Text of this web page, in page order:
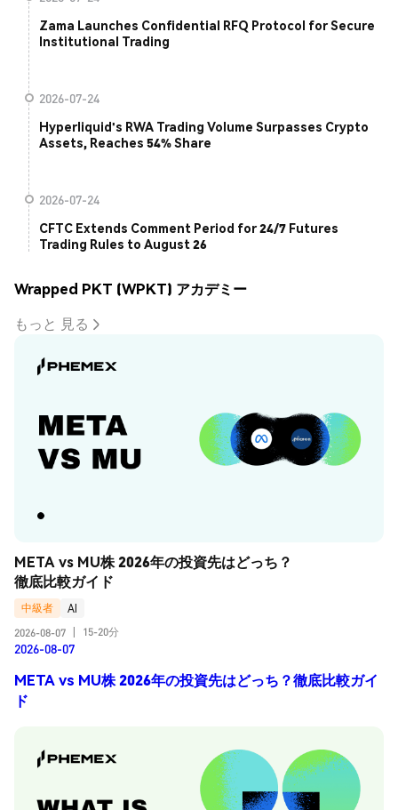
Zama Launches Confidential RFQ Protocol for Secure
Institutional Trading
2026-07-24
Hyperliquid's RWA Trading Volume Surpasses Crypto
Assets, Reaches 54% Share
2026-07-24
CFTC Extends Comment Period for 24/7 Futures
Trading Rules to August 26
Wrapped PKT (WPKT) アカデミー
もっと 見る
META vs MU株 2026年の投資先はどっち？
徹底比較ガイド
中級者
AI
2026-08-07
15-20分
2026-08-07
META vs MU株 2026年の投資先はどっち？徹底比較ガイ
ド